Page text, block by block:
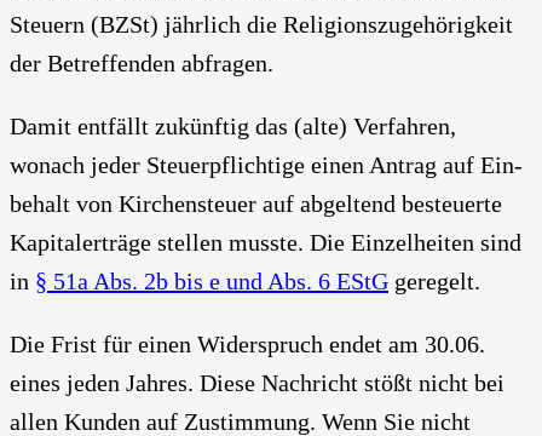
Steu­ern (BZSt) jähr­lich die Reli­gi­ons­zu­ge­hö­rig­keit
der Betref­fen­den abfra­gen.
Damit ent­fällt zukünf­tig das (alte) Ver­fah­ren,
wonach jeder Steu­er­pflich­ti­ge einen Antrag auf Ein­
be­halt von Kir­chen­steu­er auf abgel­tend besteu­er­te
Kapi­tal­erträ­ge stel­len muss­te. Die Ein­zel­hei­ten sind
in § 51a Abs. 2b bis e und Abs. 6 EStG gere­gelt.
Die Frist für einen Wider­spruch endet am 30.06.
eines jeden Jah­res. Die­se Nach­richt stößt nicht bei
allen Kun­den auf Zustim­mung. Wenn Sie nicht